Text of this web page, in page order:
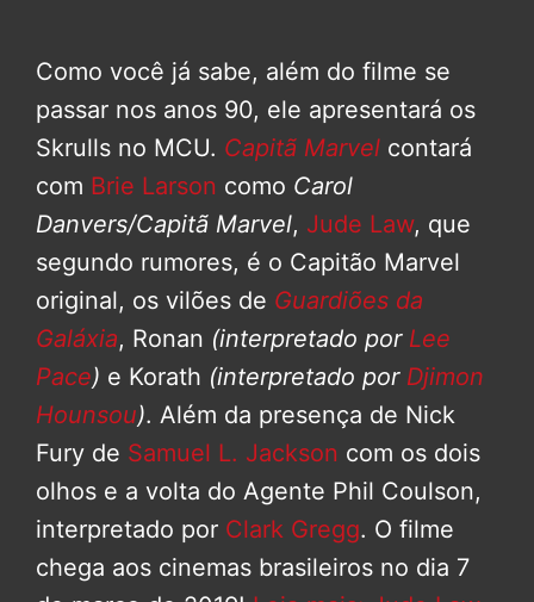
Como você já sabe, além do filme se
passar nos anos 90, ele apresentará os
Skrulls no MCU. Capitã Marvel contará
com Brie Larson como Carol
Danvers/Capitã Marvel, Jude Law, que
segundo rumores, é o Capitão Marvel
original, os vilões de Guardiões da
Galáxia, Ronan (interpretado por Lee
Pace) e Korath (interpretado por Djimon
Hounsou). Além da presença de Nick
Fury de Samuel L. Jackson com os dois
olhos e a volta do Agente Phil Coulson,
interpretado por Clark Gregg. O filme
chega aos cinemas brasileiros no dia 7